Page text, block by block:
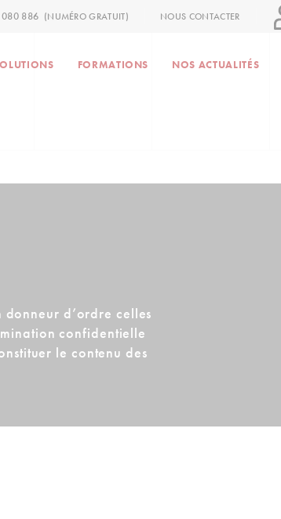
886 (NUMÉRO GRATUIT) NOUS CONTACTER
FORMATIONS NOS ACTUALITÉS
d’ordre celles
confidentielle
le contenu des